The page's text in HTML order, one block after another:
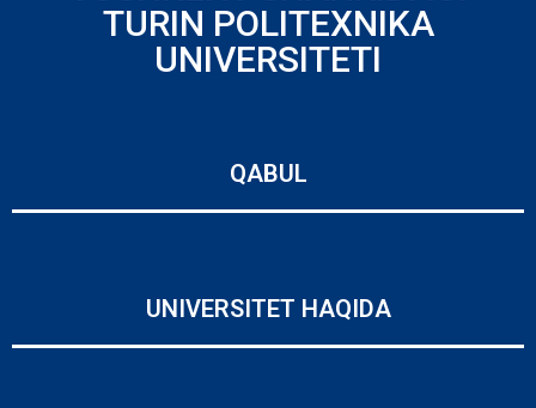
TURIN POLITEXNIKA
UNIVERSITETI
QABUL
UNIVERSITET HAQIDA